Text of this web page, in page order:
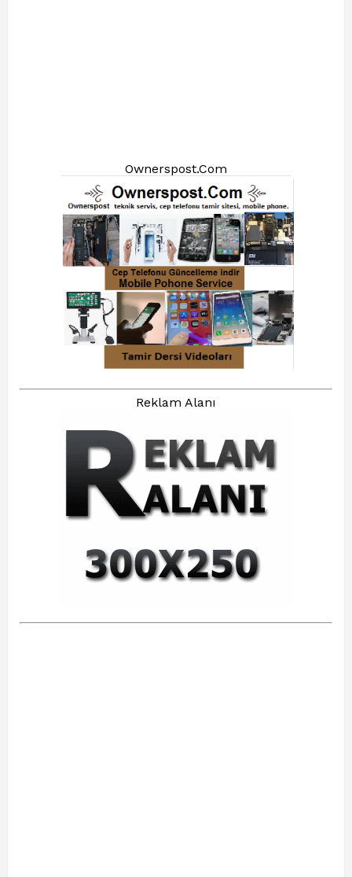
Ownerspost.Com
Reklam Alanı